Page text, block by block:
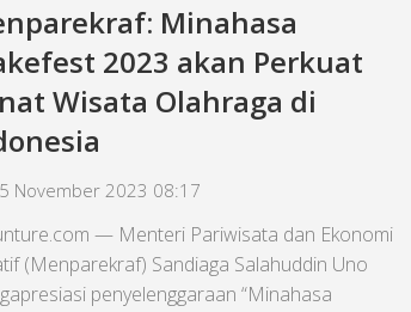
Minahasa
2023 akan Perkuat
Wisata Olahraga di
November 2023 08:17
— Menteri Pariwisata dan Ekonomi
(Menparekraf) Sandiaga Salahuddin Uno
penyelenggaraan “Minahasa